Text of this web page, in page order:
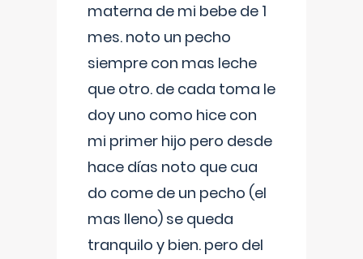
materna de mi bebe de 1
mes. noto un pecho
siempre con mas leche
que otro. de cada toma le
doy uno como hice con
mi primer hijo pero desde
hace días noto que cua
do come de un pecho (el
mas lleno) se queda
tranquilo y bien. pero del